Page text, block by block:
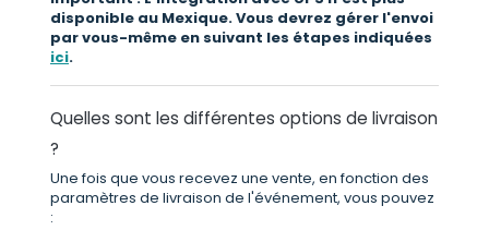
disponible au Mexique. Vous devrez gérer l'envoi
par vous-même en suivant les étapes indiquées
ici.
Quelles sont les différentes options de livraison
?
Une fois que vous recevez une vente, en fonction des
paramètres de livraison de l'événement, vous pouvez
: